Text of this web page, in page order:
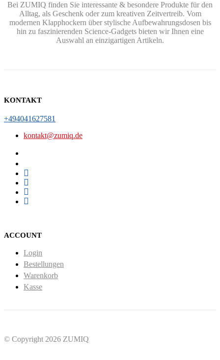
Bei ZUMIQ finden Sie interessante & besondere Produkte für den
Alltag, als Geschenk oder zum kreativen Zeitvertreib. Vom
modernen Klapphockern über stylische Aufbewahrungsdosen bis
hin zu faszinierenden Science-Gadgets bieten wir Ihnen eine
Auswahl an einzigartigen Artikeln.
KONTAKT
+494041627581
kontakt@zumiq.de
ACCOUNT
Login
Bestellungen
Warenkorb
Kasse
© Copyright 2026 ZUMIQ